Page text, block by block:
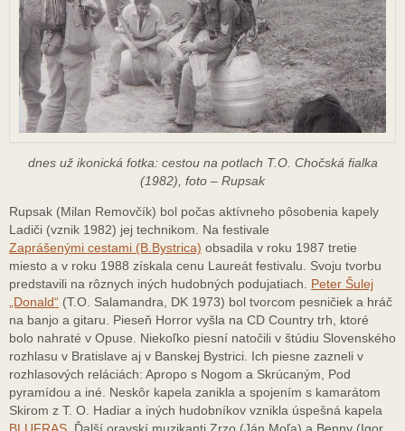
dnes už ikonická fotka: cestou na potlach T.O. Chočská fialka
(1982), foto – Rupsak
Rupsak (Milan Removčík) bol počas aktívneho pôsobenia kapely
Ladiči (vznik 1982) jej technikom. Na festivale
Zaprášenými cestami (B.Bystrica) obsadila v roku 1987 tretie
miesto a v roku 1988 získala cenu Laureát festivalu. Svoju tvorbu
predstavili na rôznych iných hudobných podujatiach. Peter Šulej
„Donald“ (T.O. Salamandra, DK 1973) bol tvorcom pesničiek a hráč
na banjo a gitaru. Pieseň Horror vyšla na CD Country trh, ktoré
bolo nahraté v Opuse. Niekoľko piesní natočili v štúdiu Slovenského
rozhlasu v Bratislave aj v Banskej Bystrici. Ich piesne zazneli v
rozhlasových reláciách: Apropo s Nogom a Skrúcaným, Pod
pyramídou a iné. Neskôr kapela zanikla a spojením s kamarátom
Skirom z T. O. Hadiar a iných hudobníkov vznikla úspešná kapela